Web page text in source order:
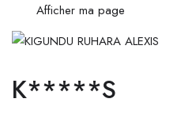
Afficher ma page
K*****S